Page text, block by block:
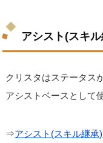
アシスト(スキ
クリスタはステータス
アシストベースとして
⇒アシスト(スキル継承